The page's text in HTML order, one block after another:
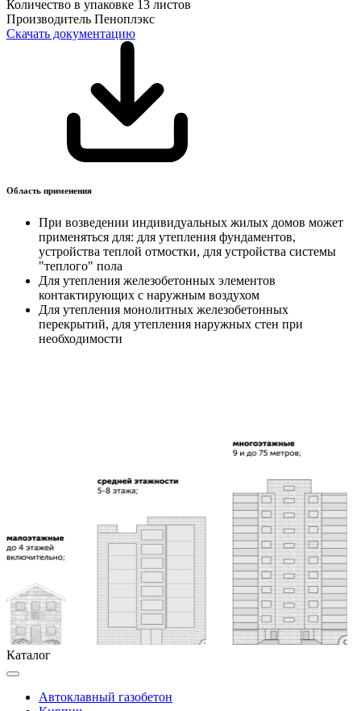
Количество в упаковке 13 листов
Производитель Пеноплэкс
Скачать документацию
Область применения
При возведении индивидуальных жилых домов может
применяться для: для утепления фундаментов,
устройства теплой отмостки, для устройства системы
"теплого" пола
Для утепления железобетонных элементов
контактирующих с наружным воздухом
Для утепления монолитных железобетонных
перекрытий, для утепления наружных стен при
необходимости
Каталог
Автоклавный газобетон